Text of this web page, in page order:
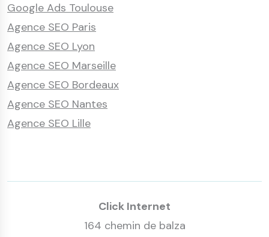
Google Ads Toulouse
Agence SEO Paris
Agence SEO Lyon
Agence SEO Marseille
Agence SEO Bordeaux
Agence SEO Nantes
Agence SEO Lille
Click Internet
164 chemin de balza